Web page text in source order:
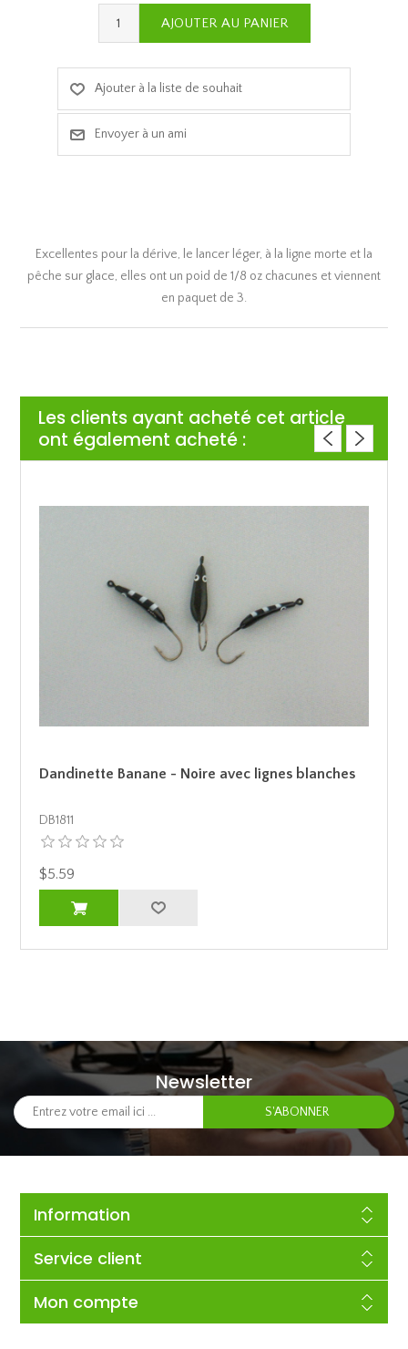
Excellentes pour la dérive, le lancer léger, à la ligne morte et la
pêche sur glace, elles ont un poid de 1/8 oz chacunes et viennent
en paquet de 3.
Les clients ayant acheté cet article
ont également acheté :
Dandinette Banane - Noire avec lignes blanches
DB1811
$5.59
Newsletter
Information
Service client
Mon compte